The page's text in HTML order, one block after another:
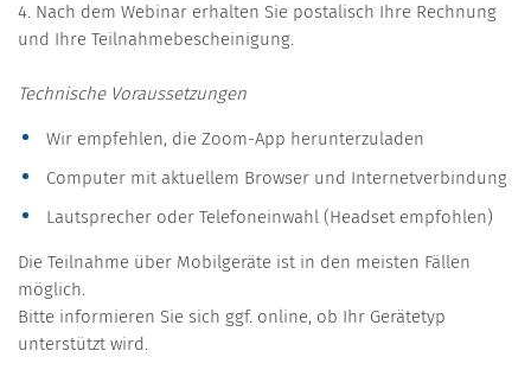
4. Nach dem Webinar erhalten Sie postalisch Ihre Rechnung
und Ihre Teilnahmebescheinigung.
Technische Voraussetzungen
Wir empfehlen, die Zoom-App herunterzuladen
Computer mit aktuellem Browser und Internetverbindung
Lautsprecher oder Telefoneinwahl (Headset empfohlen)
Die Teilnahme über Mobilgeräte ist in den meisten Fällen
möglich.
Bitte informieren Sie sich ggf. online, ob Ihr Gerätetyp
unterstützt wird.